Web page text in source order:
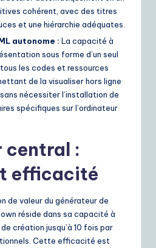
cohérent, avec des titres
et une hiérarchie adéquates.
autonome : La capacité à
sous forme d’un seul
les codes et ressources
de la visualiser hors ligne
nécessiter l’installation de
spécifiques sur l’ordinateur
central :
efficacité
de valeur du générateur de
réside dans sa capacité à
création jusqu’à 10 fois par
Cette efficacité est